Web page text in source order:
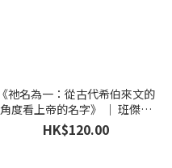
《祂名為一：從古代希伯來文的
角度看上帝的名字》 ｜ 班傑夫
著 ｜ 夏達華研道中心
HK$120.00